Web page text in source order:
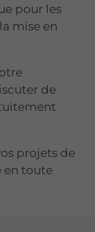
pour les
mise en
de
projets de
en toute